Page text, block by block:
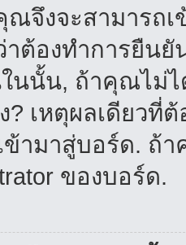
ณจึงจะสามาร
าต้องทำการยืน
นนั้น, ถ้าคุณไม่
เหตุผลเดียวที่
ข้ามาสู่บอร์ด. ถ้
ของบอร์ด.